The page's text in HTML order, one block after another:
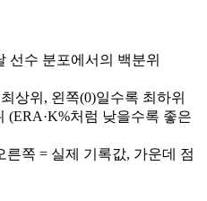
선수 분포에서의 백분위
상위, 왼쪽(0)일수록 최하위
(ERA·K%처럼 낮을수록 좋은
른쪽 = 실제 기록값, 가운데 점